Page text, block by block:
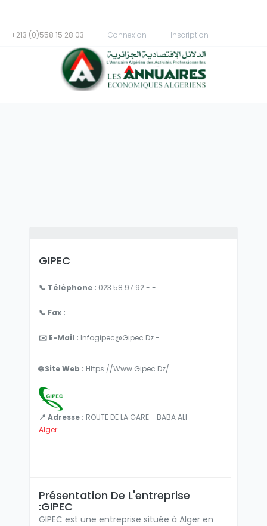
+213 (0)558 15 28 03 Connexion Inscription
GIPEC
📞 Téléphone : 023 58 97 92 - -
📞 Fax :
✉️ E-Mail : Infogipec@gipec.dz -
🌐 Site Web : Https://www.gipec.dz/
📍 Adresse : ROUTE DE LA GARE - BABA ALI
Alger
Présentation De L'entreprise
:GIPEC
GIPEC est une entreprise située à Alger en